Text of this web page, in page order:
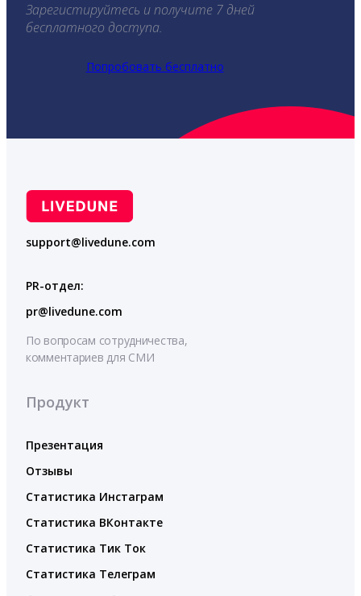
Зарегистируйтесь и получите 7 дней
бесплатного доступа.
Попробовать бесплатно
support@livedune.com
PR-отдел:
pr@livedune.com
По вопросам сотрудничества,
комментариев для СМИ
Продукт
Презентация
Отзывы
Статистика Инстаграм
Статистика ВКонтакте
Статистика Тик Ток
Статистика Телеграм